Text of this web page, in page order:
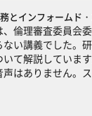
とインフォームド
倫理審査委員会
い講義でした。
て解説しています
はありません。